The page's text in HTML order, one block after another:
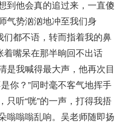
到他会真的追过来，一直傻
气势汹汹地冲至我们身
们都不语，转而指着我的鼻
着嘴呆在那半晌回不出话
是我喊得最大声，他再次目
你？”同时毫不客气地挥手
只听“咣”的一声，打得我捂
嗡嗡嗡乱响。吴老师随即扬